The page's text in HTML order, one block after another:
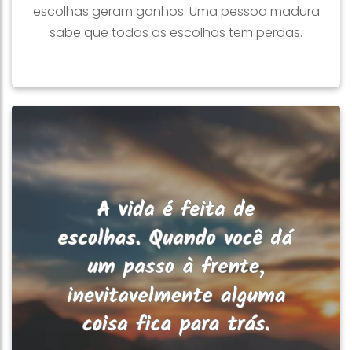
escolhas geram ganhos. Uma pessoa madura
sabe que todas as escolhas tem perdas.